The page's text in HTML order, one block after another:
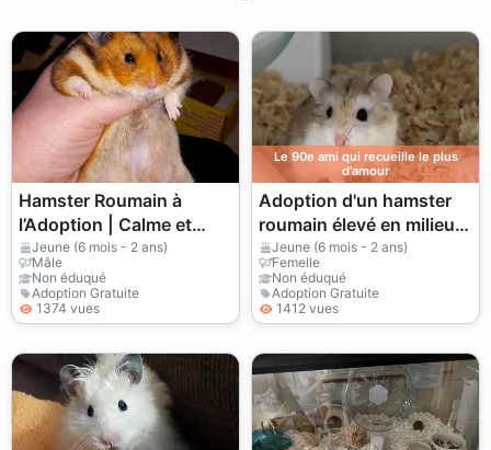
Hamster Roumain à
l’Adoption | Calme et
Affectueux
Jeune (6 mois - 2 ans)
Mâle
Non éduqué
Adoption Gratuite
1374 vues
Le 90e ami qui recueille le plus
d'amour
Adoption d'un hamster
roumain élevé en milieu
familial.
Jeune (6 mois - 2 ans)
Femelle
Non éduqué
Adoption Gratuite
1412 vues